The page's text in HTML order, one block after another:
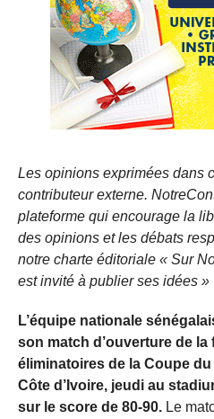
Les opinions exprimées dans
contributeur externe.
plateforme qui encourage la
des opinions et les débats
notre charte éditoriale « Sur
est invité à publier ses idées »
L’équipe nationale
son match d’ouverture de la
éliminatoires de la Coupe
Côte d’Ivoire, jeudi au
sur le score de 80-90. Le